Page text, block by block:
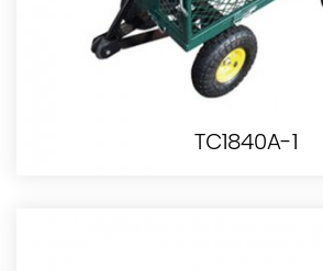
TC1840A-1